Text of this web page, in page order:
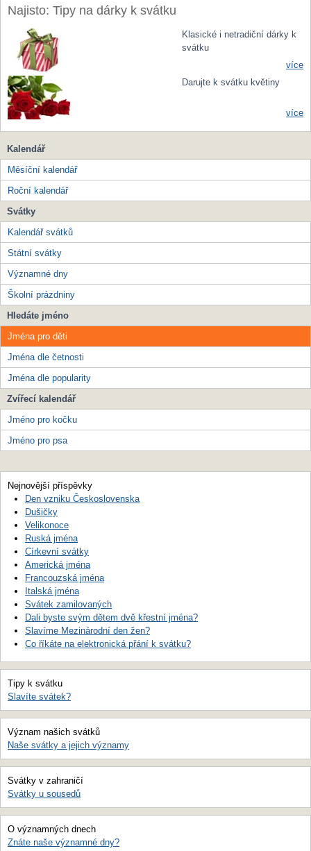
Najisto: Tipy na dárky k svátku
Klasické i netradiční dárky k
svátku
více
Darujte k svátku květiny
více
Kalendář
Měsíční kalendář
Roční kalendář
Svátky
Kalendář svátků
Státní svátky
Významné dny
Školní prázdniny
Hledáte jméno
Jména pro děti
Jména dle četnosti
Jména dle popularity
Zvířecí kalendář
Jméno pro kočku
Jméno pro psa
Nejnovější příspěvky
Den vzniku Československa
Dušičky
Velikonoce
Ruská jména
Církevní svátky
Americká jména
Francouzská jména
Italská jména
Svátek zamilovaných
Dali byste svým dětem dvě křestní jména?
Slavíme Mezinárodní den žen?
Co říkáte na elektronická přání k svátku?
Tipy k svátku
Slavíte svátek?
Význam našich svátků
Naše svátky a jejich významy
Svátky v zahraničí
Svátky u sousedů
O významných dnech
Znáte naše významné dny?